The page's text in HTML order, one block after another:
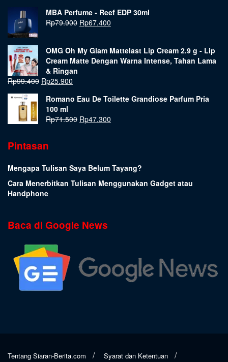
MBA Perfume - Reef EDP 30ml
Rp79.900 Rp67.400
OMG Oh My Glam Mattelast Lip Cream 2.9 g - Lip
Cream Matte Dengan Warna Intense, Tahan Lama
& Ringan
Rp99.400 Rp25.900
Romano Eau De Toilette Grandiose Parfum Pria
100 ml
Rp71.500 Rp47.300
Pintasan
Mengapa Tulisan Saya Belum Tayang?
Cara Menerbitkan Tulisan Menggunakan Gadget atau
Handphone
Baca di Google News
Tentang Siaran-Berita.com Syarat dan Ketentuan